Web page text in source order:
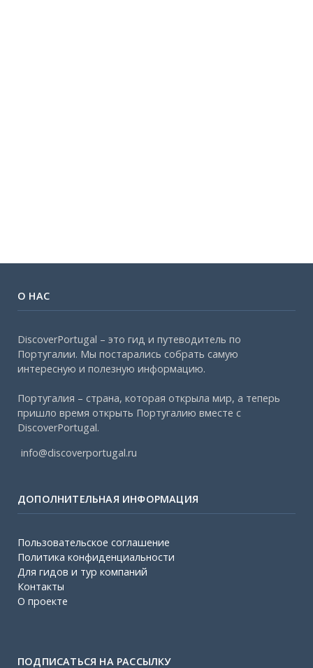
О НАС
DiscoverPortugal – это гид и путеводитель по
Португалии. Мы постарались собрать самую
интересную и полезную информацию.
Португалия – страна, которая открыла мир, а теперь
пришло время открыть Португалию вместе с
DiscoverPortugal.
info@discoverportugal.ru
ДОПОЛНИТЕЛЬНАЯ ИНФОРМАЦИЯ
Пользовательское соглашение
Политика конфиденциальности
Для гидов и тур компаний
Контакты
О проекте
ПОДПИСАТЬСЯ НА РАССЫЛКУ